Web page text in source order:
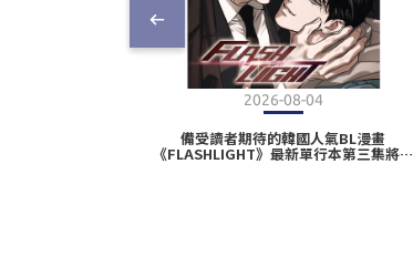
2026-08-04
備受讀者期待的韓國人氣BL漫畫
《FLASHLIGHT》最新單行本第三集將於